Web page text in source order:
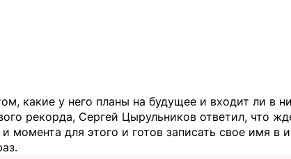
какие у него планы на будущее и входит ли в
рекорда, Сергей Цырульников ответил, что
момента для этого и готов записать свое имя в